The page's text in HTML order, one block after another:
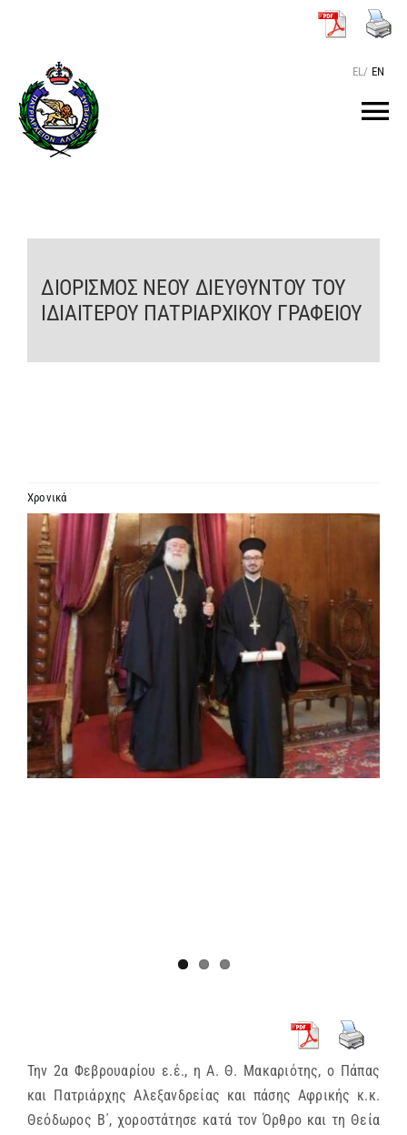
περιεχόμενο
EL/ EN
O ΠΑΤΡΙΑΡΧΗΣ
ΤΟ ΠΑΤΡΙΑΡΧΕΙΟ
KEIMENA
MEDIA
ΕΝΗΜΕΡΩΣΗ
ΣΥΝΔΕΣΕΙΣ
ΔΙΟΡΙΣΜΟΣ ΝΕΟΥ ΔΙΕΥΘΥΝΤΟΥ ΤΟΥ
ΙΔΙΑΙΤΕΡΟΥ ΠΑΤΡΙΑΡΧΙΚΟΥ ΓΡΑΦΕΙΟΥ
Χρονικά
Προβολή
μεγαλύτερης
εικόνας
Την 2α Φεβρουαρίου ε.έ., η Α. Θ. Μακαριότης, ο Πάπας
και Πατριάρχης Αλεξανδρείας και πάσης Αφρικής κ.κ.
Θεόδωρος Β΄, χοροστάτησε κατά τον Όρθρο και τη Θεία